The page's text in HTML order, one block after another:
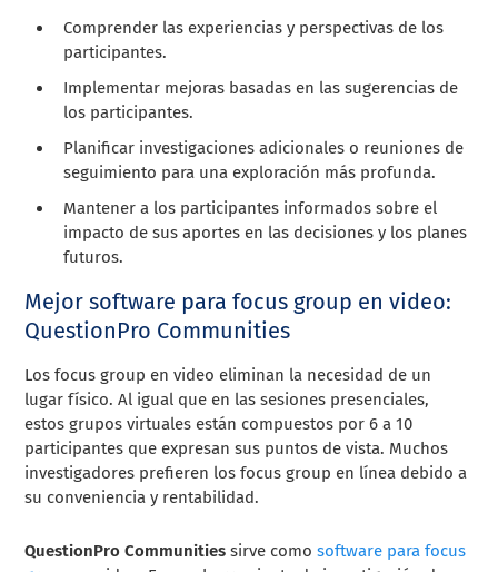
Comprender las experiencias y perspectivas de los
participantes.
Implementar mejoras basadas en las sugerencias de
los participantes.
Planificar investigaciones adicionales o reuniones de
seguimiento para una exploración más profunda.
Mantener a los participantes informados sobre el
impacto de sus aportes en las decisiones y los planes
futuros.
Mejor software para focus group en video:
QuestionPro Communities
Los focus group en video eliminan la necesidad de un
lugar físico. Al igual que en las sesiones presenciales,
estos grupos virtuales están compuestos por 6 a 10
participantes que expresan sus puntos de vista. Muchos
investigadores prefieren los focus group en línea debido a
su conveniencia y rentabilidad.
QuestionPro Communities sirve comosoftware para focus